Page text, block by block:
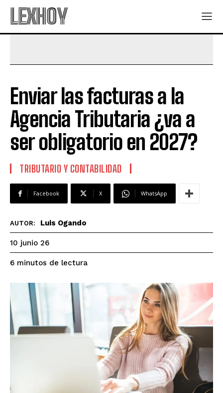
LEXHOY
Enviar las facturas a la
Agencia Tributaria ¿va a
ser obligatorio en 2027?
TRIBUTARIO Y CONTABILIDAD
Facebook X WhatsApp
AUTOR: Luis Ogando
10 junio 26
6 minutos de lectura